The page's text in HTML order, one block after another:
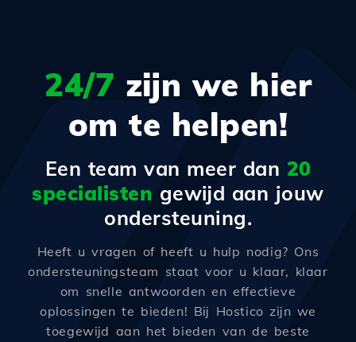
24/7 zijn we hier
om te helpen!
Een team van meer dan 20
specialisten gewijd aan jouw
ondersteuning.
Heeft u vragen of heeft u hulp nodig? Ons
ondersteuningsteam staat voor u klaar, klaar
om snelle antwoorden en effectieve
oplossingen te bieden! Bij Hostico zijn we
toegewijd aan het bieden van de beste